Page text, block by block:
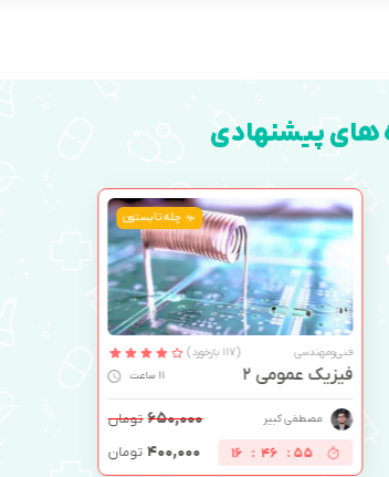
های پیشنهادی
چله تابستون
فنی‌ومهندسی
فیزیک عمومی 2
مصطفی کبیر ۶۵۰,۰۰۰ تومان
54
:
46
:
16 ۴۰۰,۰۰۰ تومان